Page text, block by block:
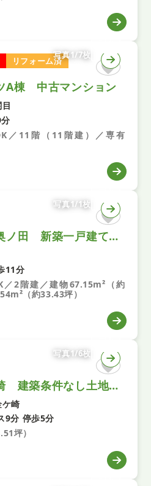
リフォーム済
写真1/7枚
A棟 中古マンション
／11階（11階建）／専有
写真1/1枚
京都市山科区安朱奥ノ田 新築一戸建て ２号棟
11分
2階建／建物67.15m²（約
（約33.43坪）
写真1/6枚
明石市魚住町金ケ崎 建築条件なし土地 全２区画 B号地
崎
9分 停歩5分
坪）